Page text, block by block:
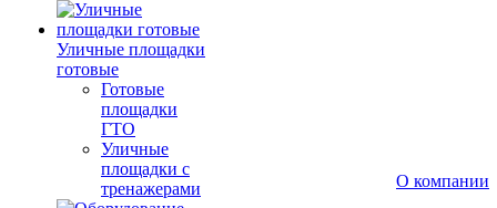
Уличные площадки
готовые
Готовые
площадки
ГТО
Уличные
площадки с
тренажерами
О компании